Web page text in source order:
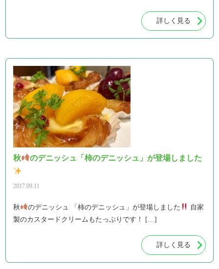
詳しく見る
秋 のデニッシュ「柿のデニッシュ」が登場しました
2017.09.11
秋 のデニッシュ 「柿のデニッシュ」が登場しました
自家
製のカスタードクリームもたっぷりです！ […]
詳しく見る